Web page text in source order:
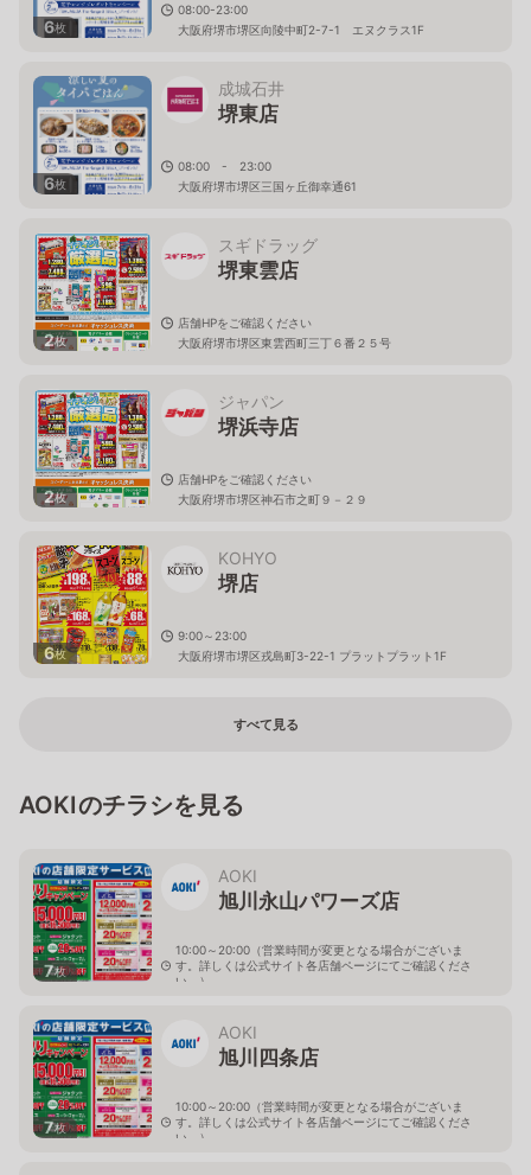
6枚
08:00-23:00
大阪府堺市堺区向陵中町2-7-1 エヌクラス1F
6枚
成城石井
堺東店
08:00 - 23:00
大阪府堺市堺区三国ヶ丘御幸通61
2枚
スギドラッグ
堺東雲店
店舗HPをご確認ください
大阪府堺市堺区東雲西町三丁６番２５号
2枚
ジャパン
堺浜寺店
店舗HPをご確認ください
大阪府堺市堺区神石市之町９－２９
6枚
KOHYO
堺店
9:00～23:00
大阪府堺市堺区戎島町3-22-1 プラットプラット1F
すべて見る
AOKIのチラシを見る
7枚
AOKI
旭川永山パワーズ店
10:00～20:00（営業時間が変更となる場合がございま
す。詳しくは公式サイト各店舗ページにてご確認くださ
い。）
7枚
AOKI
旭川四条店
10:00～20:00（営業時間が変更となる場合がございま
す。詳しくは公式サイト各店舗ページにてご確認くださ
い。）